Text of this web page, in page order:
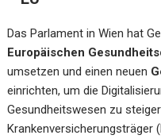
Das Parlament in Wien hat
Europäischen
umsetzen und einen neuen
einrichten, um die
Gesundheitswesen zu
Krankenversicherungsträger